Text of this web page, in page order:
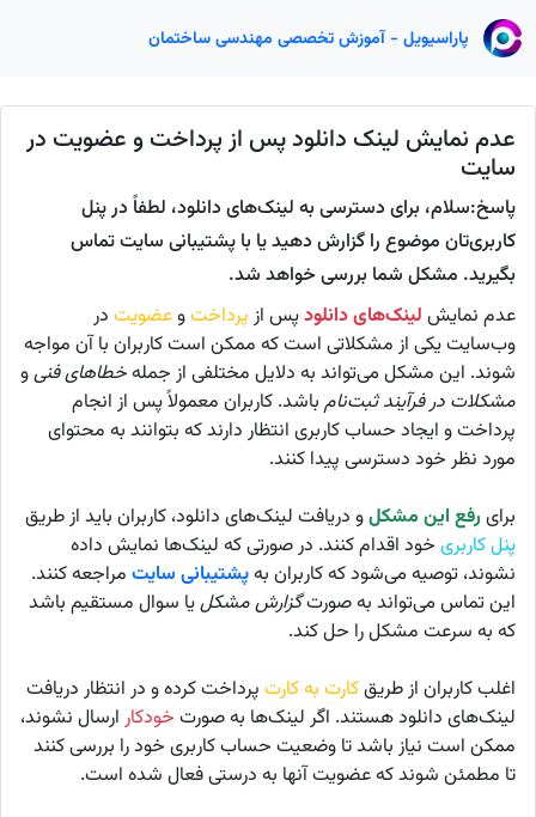
پاراسیویل - آموزش تخصصی مهندسی ساختمان
عدم نمایش لینک دانلود پس از پرداخت و عضویت در
سایت
پاسخ:سلام، برای دسترسی به لینک‌های دانلود، لطفاً در پنل
کاربری‌تان موضوع را گزارش دهید یا با پشتیبانی سایت تماس
بگیرید. مشکل شما بررسی خواهد شد.
عدم نمایش لینک‌های دانلودپس از پرداختوعضویت در
وب‌سایت یکی از مشکلاتی است که ممکن است کاربران با آن مواجه
شوند. این مشکل می‌تواند به دلایل مختلفی از جملهخطاهای فنیو
مشکلات در فرآیند ثبت‌نام باشد. کاربران معمولاً پس از انجام
پرداخت و ایجاد حساب کاربری انتظار دارند که بتوانند به محتوای
مورد نظر خود دسترسی پیدا کنند.
برایرفع این مشکلو دریافت لینک‌های دانلود، کاربران باید از طریق
پنل کاربری خود اقدام کنند. در صورتی که لینک‌ها نمایش داده
نشوند، توصیه می‌شود که کاربران بهپشتیبانی سایت مراجعه کنند.
این تماس می‌تواند به صورتگزارش مشکلیا سوال مستقیم باشد
که به سرعت مشکل را حل کند.
اغلب کاربران از طریقکارت به کارت پرداخت کرده و در انتظار دریافت
لینک‌های دانلود هستند. اگر لینک‌ها به صورت خودکار ارسال نشوند،
ممکن است نیاز باشد تا وضعیت حساب کاربری خود را بررسی کنند
تا مطمئن شوند که عضویت آنها به درستی فعال شده است.